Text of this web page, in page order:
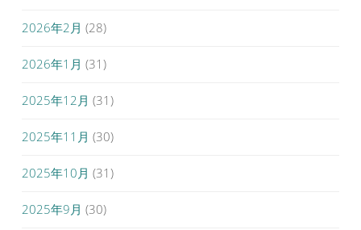
2026年2月 (28)
2026年1月 (31)
2025年12月 (31)
2025年11月 (30)
2025年10月 (31)
2025年9月 (30)